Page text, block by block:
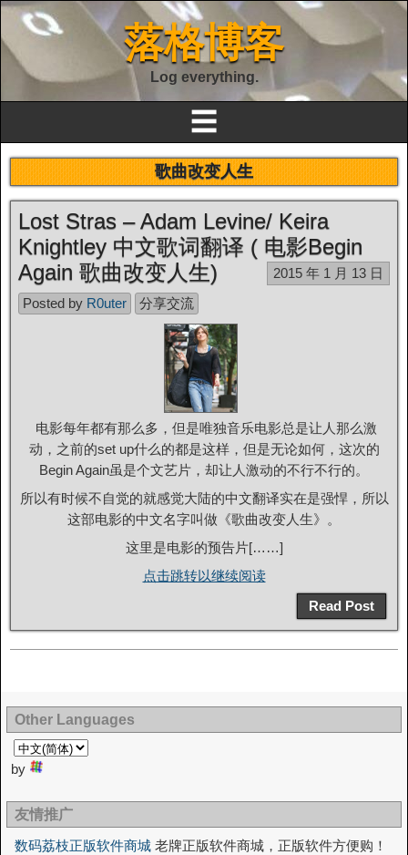
落格博客
Log everything.
☰
歌曲改变人生
Lost Stras – Adam Levine/ Keira
Knightley 中文歌词翻译 ( 电影Begin
Again 歌曲改变人生)
2015 年 1 月 13 日
Posted by R0uter 分享交流
电影每年都有那么多，但是唯独音乐电影总是让人那么激
动，之前的set up什么的都是这样，但是无论如何，这次的
Begin Again虽是个文艺片，却让人激动的不行不行的。
所以有时候不自觉的就感觉大陆的中文翻译实在是强悍，所以
这部电影的中文名字叫做《歌曲改变人生》。
这里是电影的预告片[……]
点击跳转以继续阅读
Read Post
Other Languages
by
友情推广
数码荔枝正版软件商城 老牌正版软件商城，正版软件方便购！